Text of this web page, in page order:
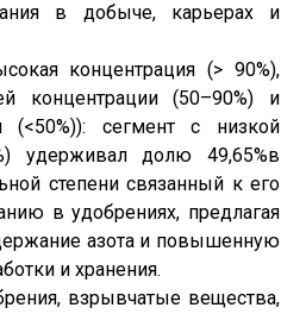
в добыче, карьерах и
концентрация (> 90%),
концентрации (50–90%) и
(<50%)): сегмент с низкой
удерживал долю 49,65%в
степени связанный к его
в удобрениях, предлагая
азота и повышенную
и хранения.
взрывчатые вещества,